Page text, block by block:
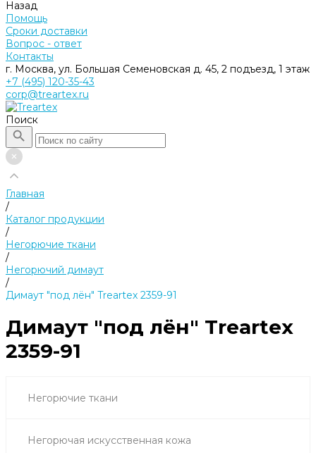
Назад
Помощь
Сроки доставки
Вопрос - ответ
Контакты
г. Москва, ул. Большая Семеновская д. 45, 2 подъезд, 1 этаж
+7 (495) 120-35-43
corp@treartex.ru
Поиск
Главная
/
Каталог продукции
/
Негорючие ткани
/
Негорючий димаут
/
Димаут "под лён" Treartex 2359-91
Димаут "под лён" Treartex
2359-91
Негорючие ткани
Негорючая искусственная кожа